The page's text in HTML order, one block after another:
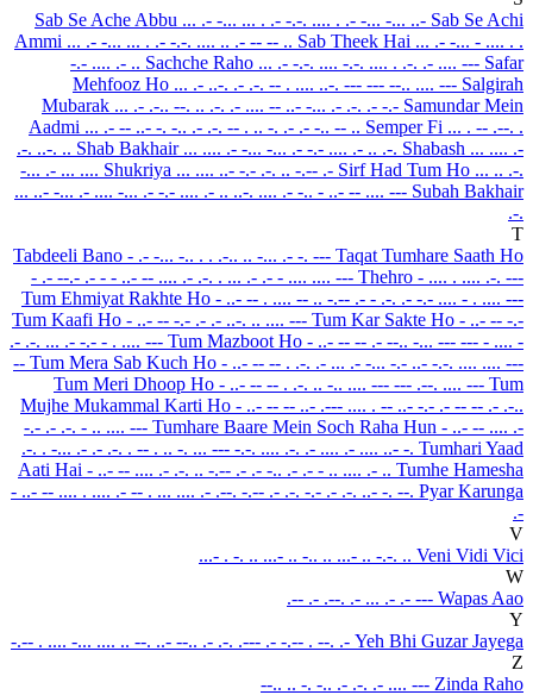
Sab Se Ache Abbu ... .- -... ... . .- -.-. .... . .- -... -... ..- Sab Se Achi
Ammi ... .- -... ... . .- -.-. .... .. .- -- -- .. Sab Theek Hai ... .- -... - .... . .
-.- .... .- .. Sachche Raho ... .- -.-. .... -.-. .... . .-. .- .... --- Safar
Mehfooz Ho ... .- ..-. .- .-. -- . .... ..-. --- --- --.. .... --- Salgirah
Mubarak ... .- .-.. --. .. .-. .- .... -- ..- -... .- .-. .- -.- Samundar Mein
Aadmi ... .- -- ..- -. -.. .- .-. -- . .. -. .- .- -.. -- .. Semper Fi ... . -- .--. .
.-. ..-. .. Shab Bakhair ... .... .- -... -... .- -.- .... .- .. .-. Shabash ... .... .-
-... .- ... .... Shukriya ... .... ..- -.- .-. .. -.-- .- Sirf Had Tum Ho ... .. .-.
..-. .... .- -.. - ..- -- .... --- Subah Bakhair
... ..- -... .- .... -... .- -.- .... .- ..
.-.
T
Tabdeeli Bano - .- -... -.. . . .-.. .. -... .- -. --- Taqat Tumhare Saath Ho
- .- --.- .- - - ..- -- .... .- .-. . ... .- .- - .... .... --- Thehro - .... . .... .-. ---
Tum Ehmiyat Rakhte Ho - ..- -- . .... -- .. -.-- .- - .-. .- -.- .... - . .... ---
Tum Kaafi Ho - ..- -- -.- .- .- ..-. .. .... --- Tum Kar Sakte Ho - ..- -- -.-
.- .-. ... .- -.- - . .... --- Tum Mazboot Ho - ..- -- -- .- --.. -... --- --- - .... -
-- Tum Mera Sab Kuch Ho - ..- -- -- . .-. .- ... .- -... -.- ..- -.-. .... .... ---
Tum Meri Dhoop Ho - ..- -- -- . .-. .. -.. .... --- --- .--. .... --- Tum
Mujhe Mukammal Karti Ho - ..- -- -- ..- .--- .... . -- ..- -.- .- -- -- .- .-..
-.- .- .-. - .. .... --- Tumhare Baare Mein Soch Raha Hun - ..- -- .... .-
.-. . -... .- .- .-. . -- . .. -. ... --- -.-. .... .-. .- .... .- .... ..- -. Tumhari Yaad
Aati Hai - ..- -- .... .- .-. .. -.-- .- .- -.. .- .- - .. .... .- .. Tumhe Hamesha
Pyar Karunga
- ..- -- .... . .... .- -- . ... .... .- .--. -.-- .- .-. -.- .- .-. ..- -. --.
.-
V
Veni Vidi Vici
...- . -. .. ...- .. -.. .. ...- .. -.-. ..
W
Wapas Aao
.-- .- .--. .- ... .- .- ---
Y
Yeh Bhi Guzar Jayega
-.-- . .... -... .... .. --. ..- --.. .- .-. .--- .- -.-- . --. .-
Z
Zinda Raho
--.. .. -. -.. .- .-. .- .... ---